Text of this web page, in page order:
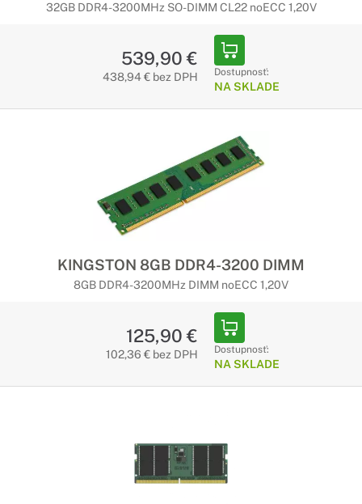
32GB DDR4-3200MHz SO-DIMM CL22 noECC 1,20V
539,90 €
438,94 € bez DPH Dostupnosť:
NA SKLADE
KINGSTON 8GB DDR4-3200 DIMM
8GB DDR4-3200MHz DIMM noECC 1,20V
125,90 €
102,36 € bez DPH Dostupnosť:
NA SKLADE